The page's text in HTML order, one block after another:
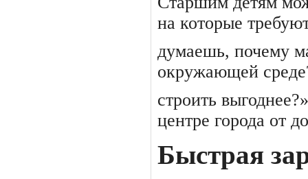
на которые
думаешь, почему
окружающей
строить
центре города от
Быстрая